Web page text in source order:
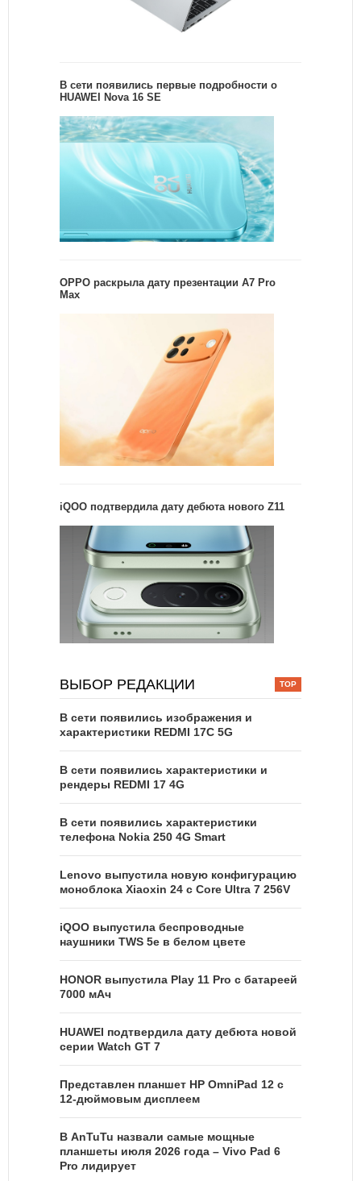
В сети появились первые подробности о
HUAWEI Nova 16 SE
OPPO раскрыла дату презентации A7 Pro
Max
iQOO подтвердила дату дебюта нового Z11
ВЫБОР РЕДАКЦИИ
В сети появились изображения и
характеристики REDMI 17C 5G
В сети появились характеристики и
рендеры REDMI 17 4G
В сети появились характеристики
телефона Nokia 250 4G Smart
Lenovo выпустила новую конфигурацию
моноблока Xiaoxin 24 с Core Ultra 7 256V
iQOO выпустила беспроводные
наушники TWS 5e в белом цвете
HONOR выпустила Play 11 Pro с батареей
7000 мАч
HUAWEI подтвердила дату дебюта новой
серии Watch GT 7
Представлен планшет HP OmniPad 12 с
12-дюймовым дисплеем
В AnTuTu назвали самые мощные
планшеты июля 2026 года – Vivo Pad 6
Pro лидирует